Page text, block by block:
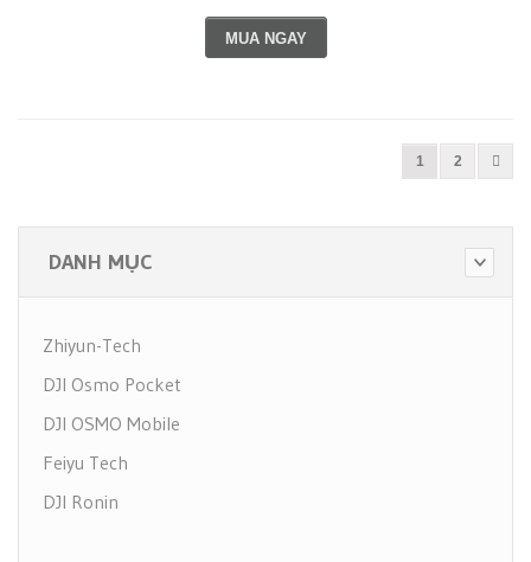
MUA NGAY
1 2
DANH MỤC
Zhiyun-Tech
DJI Osmo Pocket
DJI OSMO Mobile
Feiyu Tech
DJI Ronin